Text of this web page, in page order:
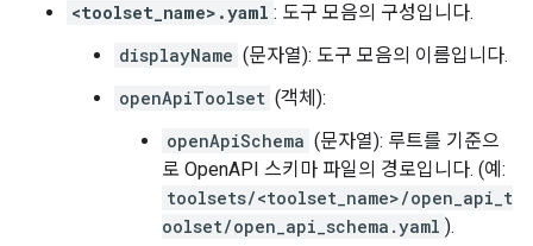
<toolset_name>.yaml : 도구 모음의 구성입니다.
displayName (문자열): 도구 모음의 이름입니다.
openApiToolset (객체):
openApiSchema (문자열): 루트를 기준으
로 OpenAPI 스키마 파일의 경로입니다. (예:
toolsets/<toolset_name>/open_api_t
oolset/open_api_schema.yaml ).